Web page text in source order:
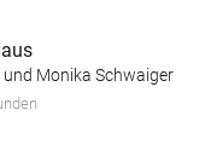
Monika Schwaiger